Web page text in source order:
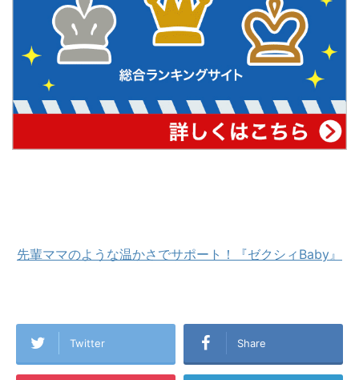
先輩ママのような温かさでサポート！『ゼクシィBaby』
Twitter Share